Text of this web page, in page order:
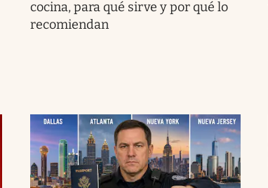
cocina, para qué sirve y por qué lo
recomiendan